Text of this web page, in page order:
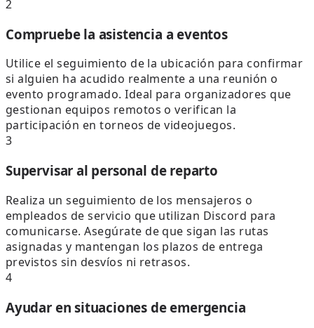
2
Compruebe la asistencia a eventos
Utilice el seguimiento de la ubicación para confirmar
si alguien ha acudido realmente a una reunión o
evento programado. Ideal para organizadores que
gestionan equipos remotos o verifican la
participación en torneos de videojuegos.
3
Supervisar al personal de reparto
Realiza un seguimiento de los mensajeros o
empleados de servicio que utilizan Discord para
comunicarse. Asegúrate de que sigan las rutas
asignadas y mantengan los plazos de entrega
previstos sin desvíos ni retrasos.
4
Ayudar en situaciones de emergencia